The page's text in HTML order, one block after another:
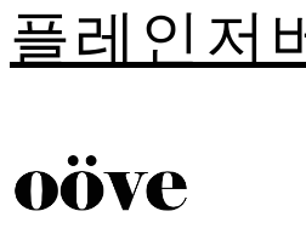
플레인저